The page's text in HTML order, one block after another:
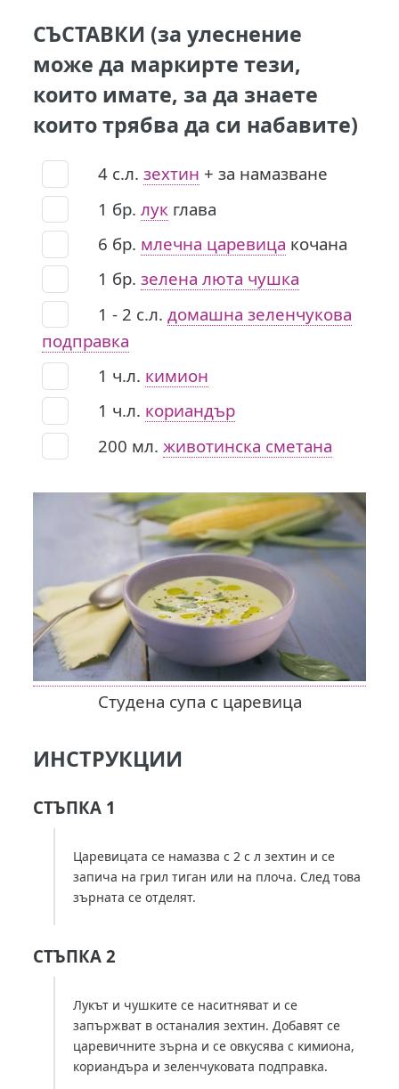
СЪСТАВКИ (за улеснение
може да маркирте тези,
които имате, за да знаете
които трябва да си набавите)
4 с.л. зехтин + за намазване
1 бр. лук глава
6 бр. млечна царевица кочана
1 бр. зелена люта чушка
1 - 2 с.л. домашна зеленчукова
подправка
1 ч.л. кимион
1 ч.л. кориандър
200 мл. животинска сметана
Студена супа с царевица
ИНСТРУКЦИИ
СТЪПКА 1
Царевицата се намазва с 2 с л зехтин и се
запича на грил тиган или на плоча. След това
зърната се отделят.
СТЪПКА 2
Лукът и чушките се наситняват и се
запържват в останалия зехтин. Добавят се
царевичните зърна и се овкусява с кимиона,
кориандъра и зеленчуковата подправка.